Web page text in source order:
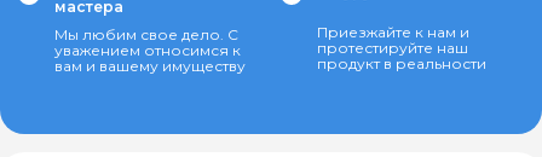
мастера
Мы любим свое дело. С
уважением относимся к
вам и вашему имуществу
Приезжайте к нам и
протестируйте наш
продукт в реальности